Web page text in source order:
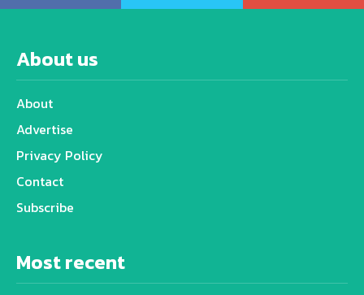
About us
About
Advertise
Privacy Policy
Contact
Subscribe
Most recent